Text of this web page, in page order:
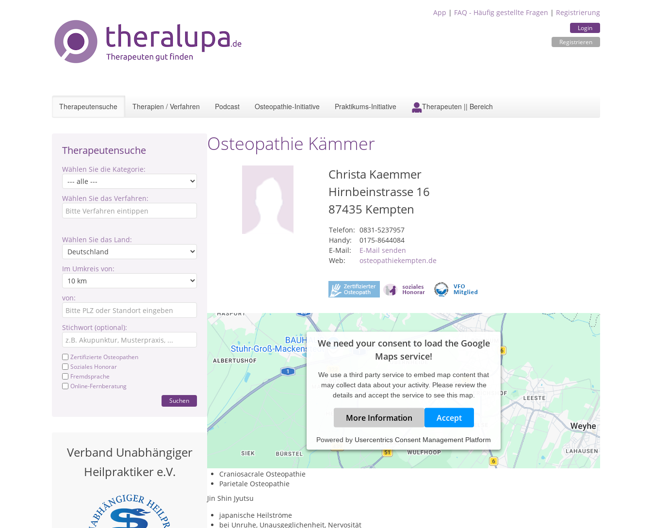
App | FAQ - Häufig gestellte Fragen | Registrierung
Login
Registrieren
Therapeutensuche Therapien / Verfahren Podcast Osteopathie-Initiative Praktikums-Initiative Therapeuten || Bereich
Therapeutensuche
Wählen Sie die Kategorie:
Wählen Sie das Verfahren:
Wählen Sie das Land:
Im Umkreis von:
von:
Stichwort (optional):
Zertifizierte Osteopathen
Soziales Honorar
Fremdsprache
Online-Fernberatung
Suchen
Verband Unabhängiger
Heilpraktiker e.V.
Osteopathie Kämmer
Christa Kaemmer
Hirnbeinstrasse 16
87435 Kempten
Telefon: 0831-5237957
Handy:
0175-8644084
E-Mail:
E-Mail senden
Web:
osteopathiekempten.de
We need your consent to load the Google
Maps service!
We use a third party service to embed map content that
may collect data about your activity. Please review the
details and accept the service to see this map.
More Information Accept
Powered by Usercentrics Consent Management Platform
Craniosacrale Osteopathie
Parietale Osteopathie
Jin Shin Jyutsu
japanische Heilströme
bei Unruhe, Unausgeglichenheit, Nervosität